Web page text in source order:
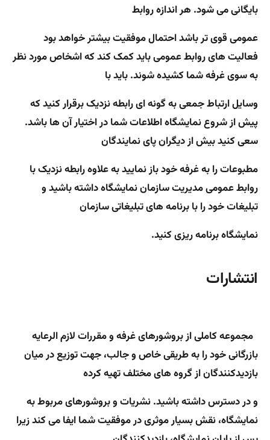
بایگانی می شود. هر اندازه روابط
عمومی قوی تر باشد احتمال موفقیت بیشتر خواهد بود
فعالیت های روابط عمومی باید کمک کند که اشخاص مورد نظر
به سوی غرفه شما کشیده شوند. باید با
وسایل ارتباط جمعی به گونه ای رابطه نزدیک برقرار کنید که
پیش از شروع نمایشگاه اطلاعات شما در اختیار آن ها باشد.
سعی کنید بیش از دیگران پای نمایندگان
مطبوعات را به غرفه خود باز نمایید به علاوه رابطه نزدیک با
روابط عمومی مدیریت سازمان نمایشگاه داشته باشید و
تبلیغات خود را با برنامه های تبلیغاتی سازمان
نمایشگاه برنامه ریزی کنید.
انتشارات
مجموعه کاملی از بروشورهای غرفه و مقررات لازم الرعایه
بازرگانی خود را به طریقی خاص و جالب، جهت توزیع در میان
بازدیدکنندگان از گروه های مختلف تهیه کرده
و در دسترس داشته باشید. نشریات و بروشورهای مربوط به
نمایشگاه، نقش بسیار موثری در موفقیت شما ایفا می کند زیرا